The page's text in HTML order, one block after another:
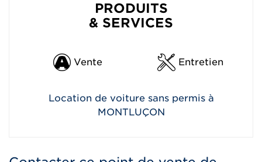
PRODUITS
& SERVICES
Vente Entretien
Location de voiture sans permis à
MONTLUÇON